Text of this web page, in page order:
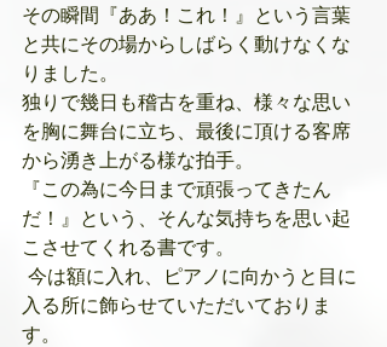
その瞬間『ああ！これ！』という言葉
と共にその場からしばらく動けなくな
りました。
独りで幾日も稽古を重ね、様々な思い
を胸に舞台に立ち、最後に頂ける客席
から湧き上がる様な拍手。
『この為に今日まで頑張ってきたん
だ！』という、そんな気持ちを思い起
こさせてくれる書です。
入る所に飾らせていただいておりま
す。